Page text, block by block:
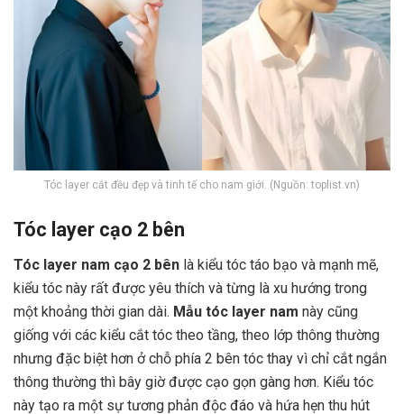
Tóc layer cắt đều đẹp và tinh tế cho nam giới. (Nguồn: toplist.vn)
Tóc layer cạo 2 bên
Tóc layer nam cạo 2 bên là kiểu tóc táo bạo và mạnh mẽ,
kiểu tóc này rất được yêu thích và từng là xu hướng trong
một khoảng thời gian dài. Mẫu tóc layer nam này cũng
giống với các kiểu cắt tóc theo tầng, theo lớp thông thường
nhưng đặc biệt hơn ở chỗ phía 2 bên tóc thay vì chỉ cắt ngắn
thông thường thì bây giờ được cạo gọn gàng hơn. Kiểu tóc
này tạo ra một sự tương phản độc đáo và hứa hẹn thu hút